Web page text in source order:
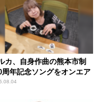
カ、自身作曲の熊本市制
周年記念ソングをオンエア